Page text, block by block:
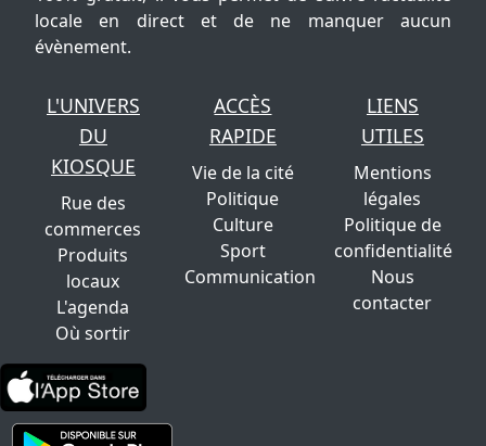
locale en direct et de ne manquer aucun
évènement.
L'UNIVERS
DU
KIOSQUE
Rue des
commerces
Produits
locaux
L'agenda
Où sortir
ACCÈS
RAPIDE
Vie de la cité
Politique
Culture
Sport
Communication
LIENS
UTILES
Mentions
légales
Politique de
confidentialité
Nous
contacter